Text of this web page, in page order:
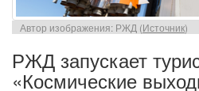
Автор изображения: РЖД (Источник)
РЖД запускает
«Космические